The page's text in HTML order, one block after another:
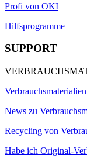
Profi von OKI
Hilfsprogramme
SUPPORT
News zu
Recycling von
Habe ich Original-